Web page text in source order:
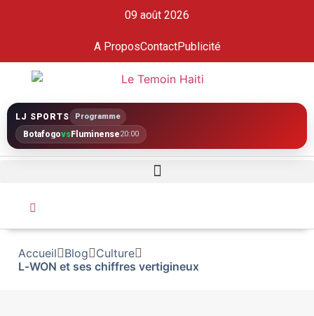
09 août 2026
A ProposContactPublicité
LJ SPORTS Programme
BotafogovsFluminense20:00
Accueil Blog
Culture
L‑WON et ses chiffres vertigineux